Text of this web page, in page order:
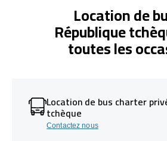
Location de
République
toutes les
Location de bus charter
tchèque
Contactez nous